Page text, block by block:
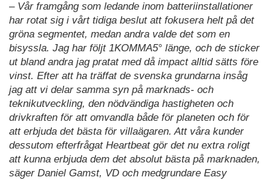
– Vår framgång som ledande inom batteriinstallationer
har rotat sig i vårt tidiga beslut att fokusera helt på det
gröna segmentet, medan andra valde det som en
bisyssla. Jag har följt 1KOMMA5° länge, och de sticker
ut bland andra jag pratat med då impact alltid sätts före
vinst. Efter att ha träffat de svenska grundarna insåg
jag att vi delar samma syn på marknads- och
teknikutveckling, den nödvändiga hastigheten och
drivkraften för att omvandla både för planeten och för
att erbjuda det bästa för villaägaren. Att våra kunder
dessutom efterfrågat Heartbeat gör det nu extra roligt
att kunna erbjuda dem det absolut bästa på marknaden,
säger Daniel Gamst, VD och medgrundare Easy